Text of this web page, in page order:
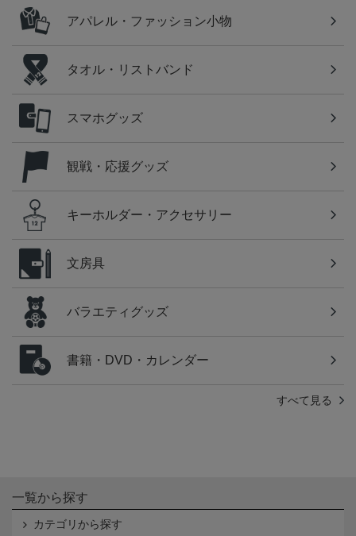
アパレル・ファッション小物
タオル・リストバンド
スマホグッズ
観戦・応援グッズ
キーホルダー・アクセサリー
文房具
バラエティグッズ
書籍・DVD・カレンダー
すべて見る
一覧から探す
カテゴリから探す